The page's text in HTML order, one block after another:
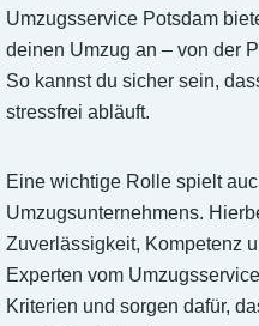
Umzugsservice Potsdam
deinen Umzug an – von der
So kannst du sicher sein,
stressfrei abläuft.
Eine wichtige Rolle spielt
Umzugsunternehmens.
Zuverlässigkeit, Kompetenz
Experten vom
Kriterien und sorgen dafür,